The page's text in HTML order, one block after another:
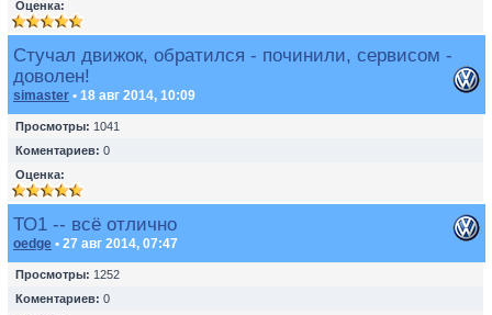
Оценка:
Стучал движок, обратился - починили, сервисом -
доволен!
simaster • 18 авг 2014, 10:09
Просмотры: 1041
Коментариев: 0
Оценка:
ТО1 -- всё отлично
oedge • 27 авг 2014, 07:47
Просмотры: 1252
Коментариев: 0